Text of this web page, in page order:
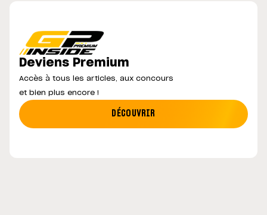
Deviens Premium
Accès à tous les articles, aux concours
et bien plus encore !
DÉCOUVRIR